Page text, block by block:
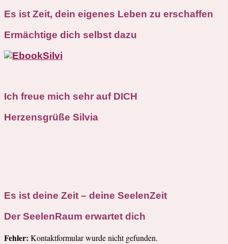
Es ist Zeit, dein eigenes Leben zu erschaffen
Ermächtige dich selbst dazu
Ich freue mich sehr auf DICH
Herzensgrüße Silvia
Es ist deine Zeit – deine SeelenZeit
Der SeelenRaum erwartet dich
Fehler: Kontaktformular wurde nicht gefunden.